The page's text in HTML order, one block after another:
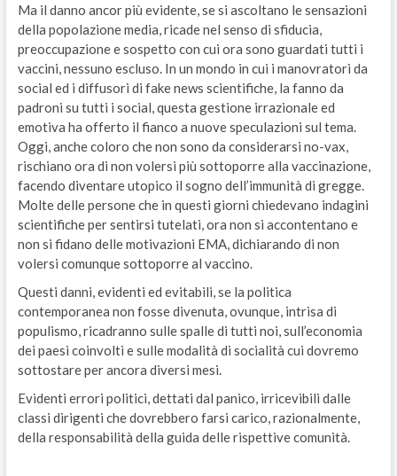
Ma il danno ancor più evidente, se si ascoltano le sensazioni
della popolazione media, ricade nel senso di sfiducia,
preoccupazione e sospetto con cui ora sono guardati tutti i
vaccini, nessuno escluso. In un mondo in cui i manovratori da
social ed i diffusori di fake news scientifiche, la fanno da
padroni su tutti i social, questa gestione irrazionale ed
emotiva ha offerto il fianco a nuove speculazioni sul tema.
Oggi, anche coloro che non sono da considerarsi no-vax,
rischiano ora di non volersi più sottoporre alla vaccinazione,
facendo diventare utopico il sogno dell’immunità di gregge.
Molte delle persone che in questi giorni chiedevano indagini
scientifiche per sentirsi tutelati, ora non si accontentano e
non si fidano delle motivazioni EMA, dichiarando di non
volersi comunque sottoporre al vaccino.
Questi danni, evidenti ed evitabili, se la politica
contemporanea non fosse divenuta, ovunque, intrisa di
populismo, ricadranno sulle spalle di tutti noi, sull’economia
dei paesi coinvolti e sulle modalità di socialità cui dovremo
sottostare per ancora diversi mesi.
Evidenti errori politici, dettati dal panico, irricevibili dalle
classi dirigenti che dovrebbero farsi carico, razionalmente,
della responsabilità della guida delle rispettive comunità.